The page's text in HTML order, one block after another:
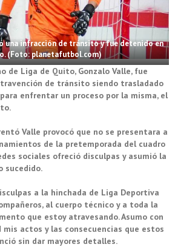
una infracción de tránsito y fue detenido en
(Foto: planetafutbol.com)
de Liga de Quito, Gonzalo Valle, fue
de tránsito siendo trasladado
enfrentar un proceso por la misma, el
Valle provocó que no se presentara a
de la pretemporada del cuadro
sociales ofreció disculpas y asumió la
sucedido.
a la hinchada de Liga Deportiva
al cuerpo técnico y a toda la
que estoy atravesando. Asumo con
actos y las consecuencias que estos
sin dar mayores detalles.